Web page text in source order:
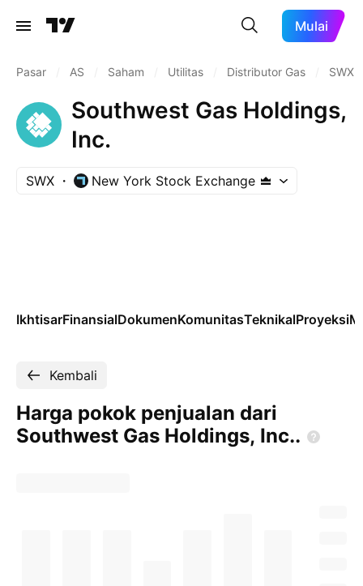
Mulai
Pasar AS Saham Utilitas Distributor Gas SWX
Southwest Gas Holdings,
Inc.
SWX New York Stock Exchange
IkhtisarFinansialDokumenKomunitasTeknikalProyeksi
Kembali
Harga pokok penjualan dari
Southwest Gas Holdings, Inc..